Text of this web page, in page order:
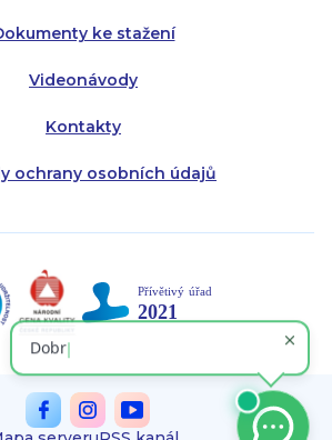
ke stažení
Videonávody
Kontakty
ochrany osobních údajů